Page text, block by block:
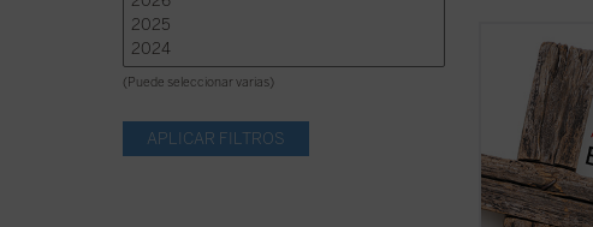
(Puede seleccionar varias)
El siglo XX
los derechos
centenares
masacradas
civiles y
aniquilaciones
religiosos o ...